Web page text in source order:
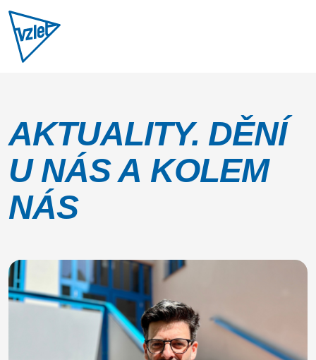
AKTUALITY. DĚNÍ
U NÁS A KOLEM
NÁS